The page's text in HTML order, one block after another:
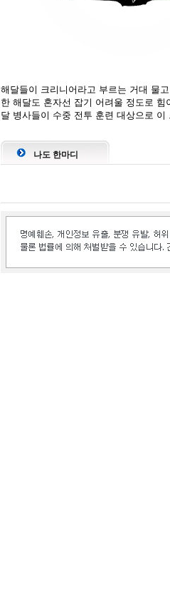
해달들이 크리니어라고 부르는 거대 물
한 해달도 혼자선 잡기 어려울 정도로
달 병사들이 수중 전투 훈련 대상으로
나도 한마디